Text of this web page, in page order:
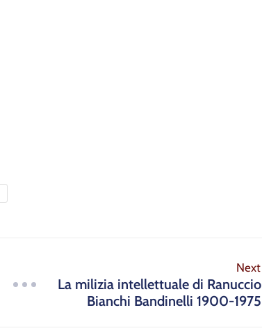
Next
La milizia intellettuale di Ranuccio
Bianchi Bandinelli 1900-1975